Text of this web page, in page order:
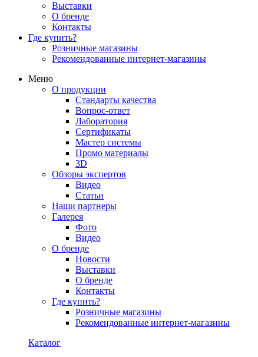
Выставки
О бренде
Контакты
Где купить?
Розничные магазины
Рекомендованные интернет-магазины
Меню
О продукции
Стандарты качества
Вопрос-ответ
Лаборатория
Сертификаты
Мастер системы
Промо материалы
3D
Обзоры экспертов
Видео
Статьи
Наши партнеры
Галерея
Фото
Видео
О бренде
Новости
Выставки
О бренде
Контакты
Где купить?
Розничные магазины
Рекомендованные интернет-магазины
Каталог